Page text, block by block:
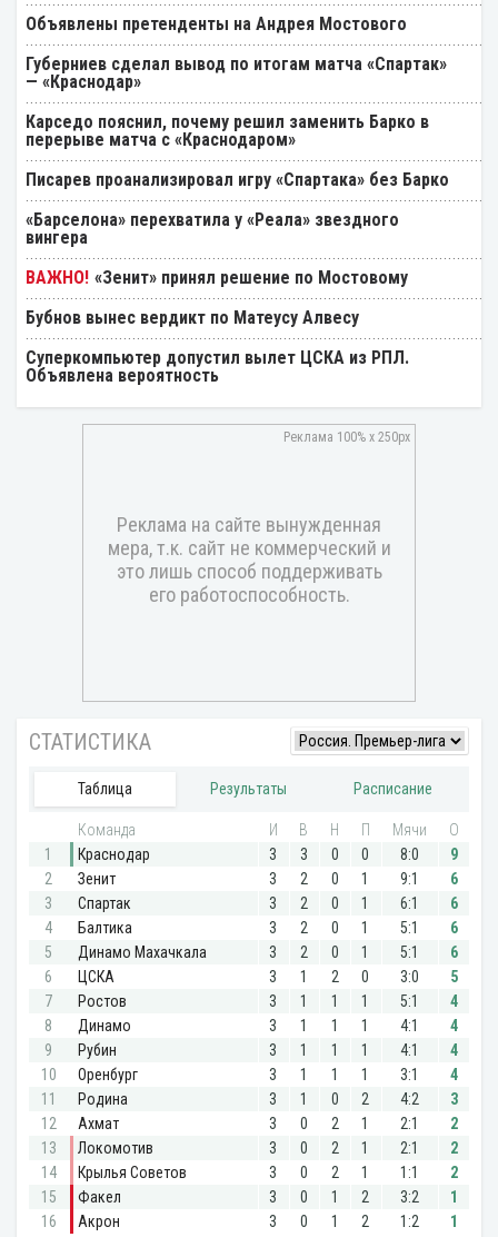
Объявлены претенденты на Андрея Мостового
Губерниев сделал вывод по итогам матча «Спартак»
— «Краснодар»
Карседо пояснил, почему решил заменить Барко в
перерыве матча с «Краснодаром»
Писарев проанализировал игру «Спартака» без Барко
«Барселона» перехватила у «Реала» звездного
вингера
«Зенит» принял решение по Мостовому
Бубнов вынес вердикт по Матеусу Алвесу
Суперкомпьютер допустил вылет ЦСКА из РПЛ.
Объявлена вероятность